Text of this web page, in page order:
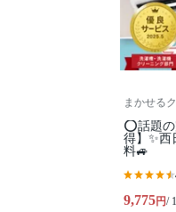
まかせる
⭕話題
得】✨
料🚙
9,775円/